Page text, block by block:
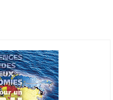
L'annonce a été faite
Cloud Summit du groupe
dépassé son objectif
en cinq ans. Baptisée
sera hébergée à l'AI